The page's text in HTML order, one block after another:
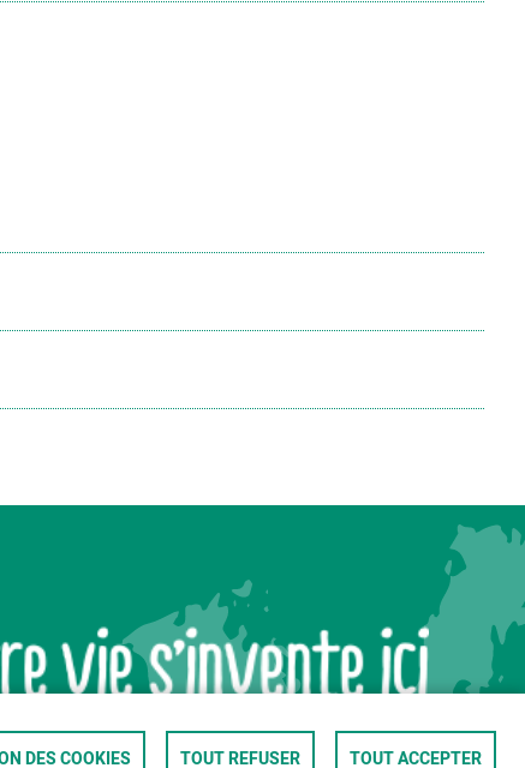
DES COOKIES TOUT REFUSER TOUT ACCEPTER